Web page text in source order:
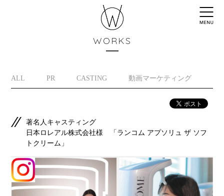
WORKS
ALL PR CASTING 動画マーケティング
著名人キャスティング
日本ロレアル株式会社様 「ランコム アプソリュ ザ ソフ
トクリーム」